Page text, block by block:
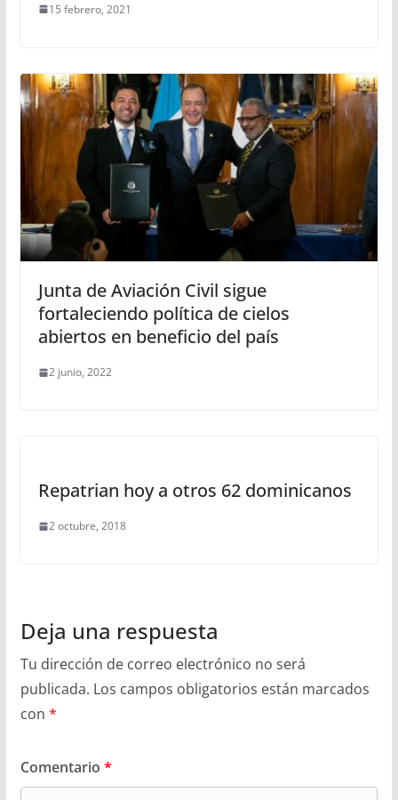
15 febrero, 2021
Junta de Aviación Civil sigue
fortaleciendo política de cielos
abiertos en beneficio del país
2 junio, 2022
Repatrian hoy a otros 62 dominicanos
2 octubre, 2018
Deja una respuesta
Tu dirección de correo electrónico no será
publicada. Los campos obligatorios están marcados
con *
Comentario *